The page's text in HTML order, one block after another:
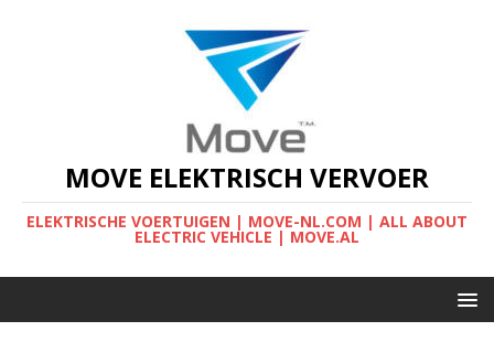
MOVE ELEKTRISCH VERVOER
ELEKTRISCHE VOERTUIGEN | MOVE-NL.COM | ALL ABOUT
ELECTRIC VEHICLE | MOVE.AL